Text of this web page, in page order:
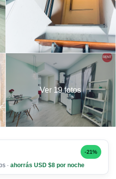
Ver 19 fotos
-21%
·ahorrás USD $8 por noche